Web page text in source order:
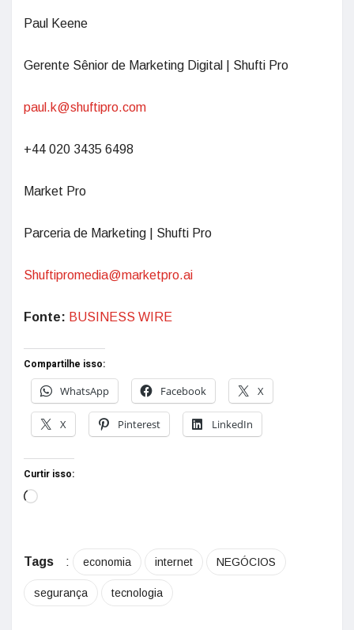
Paul Keene
Gerente Sênior de Marketing Digital | Shufti Pro
paul.k@shuftipro.com
+44 020 3435 6498
Market Pro
Parceria de Marketing | Shufti Pro
Shuftipromedia@marketpro.ai
Fonte: BUSINESS WIRE
Compartilhe isso:
WhatsApp
Facebook X
X Pinterest LinkedIn
Curtir isso:
Tags : economia internet NEGÓCIOS
segurança tecnologia